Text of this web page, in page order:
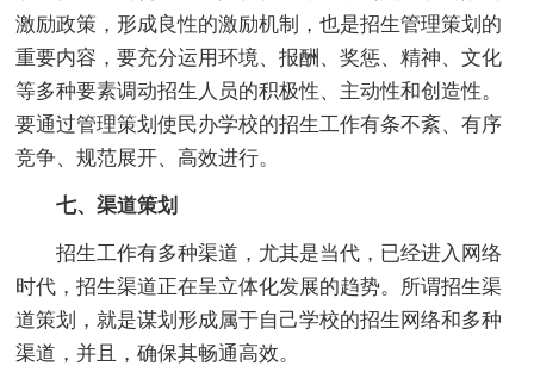
激励政策，形成良性的激励机制，也是招生管理策划的
重要内容，要充分运用环境、报酬、奖惩、精神、文化
等多种要素调动招生人员的积极性、主动性和创造性。
要通过管理策划使民办学校的招生工作有条不紊、有序
竞争、规范展开、高效进行。
七、渠道策划
招生工作有多种渠道，尤其是当代，已经进入网络
时代，招生渠道正在呈立体化发展的趋势。所谓招生渠
道策划，就是谋划形成属于自己学校的招生网络和多种
渠道，并且，确保其畅通高效。